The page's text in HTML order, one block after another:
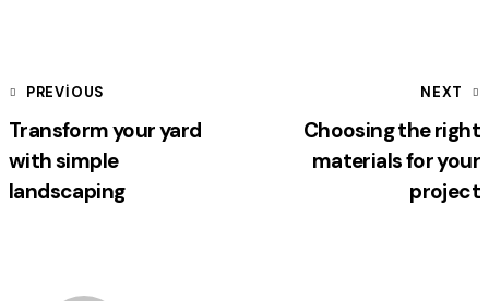
PREVIOUS
Transform your yard
with simple
landscaping
NEXT
Choosing the right
materials for your
project